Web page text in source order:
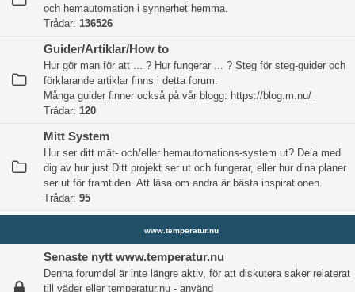
och hemautomation i synnerhet hemma.
Trådar: 136526
Guider/Artiklar/How to
Hur gör man för att ... ? Hur fungerar ... ? Steg för steg-guider och
förklarande artiklar finns i detta forum.
Många guider finner också på vår blogg: https://blog.m.nu/
Trådar: 120
Mitt System
Hur ser ditt mät- och/eller hemautomations-system ut? Dela med
dig av hur just Ditt projekt ser ut och fungerar, eller hur dina planer
ser ut för framtiden. Att läsa om andra är bästa inspirationen.
Trådar: 95
www.temperatur.nu
Senaste nytt www.temperatur.nu
Denna forumdel är inte längre aktiv, för att diskutera saker relaterat
till väder eller temperatur.nu - använd